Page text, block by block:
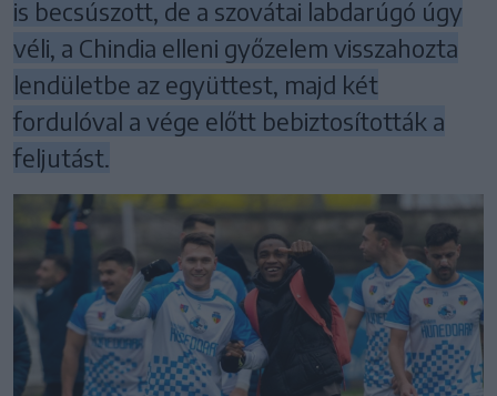
is becsúszott, de a szovátai labdarúgó úgy
véli, a Chindia elleni győzelem visszahozta
lendületbe az együttest, majd két
fordulóval a vége előtt bebiztosították a
feljutást.